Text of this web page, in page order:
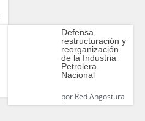
Defensa,
restructuración y
reorganización
de la Industria
Petrolera
Nacional
porRed Angostura